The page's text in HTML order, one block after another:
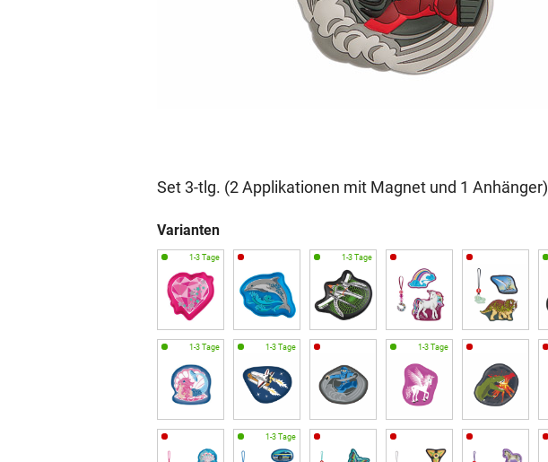
Set 3-tlg. (2 Applikationen mit Magnet und 1 Anhänger)
Varianten